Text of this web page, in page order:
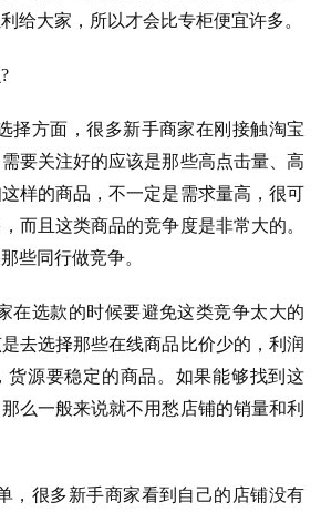
给大家，所以才会比专柜便宜许多。
方面，很多新手商家在刚接触淘宝
要关注好的应该是那些高点击量、高
样的商品，不一定是需求量高，很可
而且这类商品的竞争度是非常大的。
些同行做竞争。
选款的时候要避免这类竞争太大的
去选择那些在线商品比价少的，利润
货源要稳定的商品。如果能够找到这
么一般来说就不用愁店铺的销量和利
很多新手商家看到自己的店铺没有